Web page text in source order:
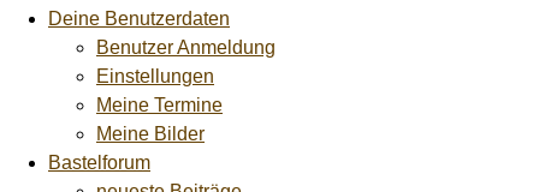
Deine Benutzerdaten
Benutzer Anmeldung
Einstellungen
Meine Termine
Meine Bilder
Bastelforum